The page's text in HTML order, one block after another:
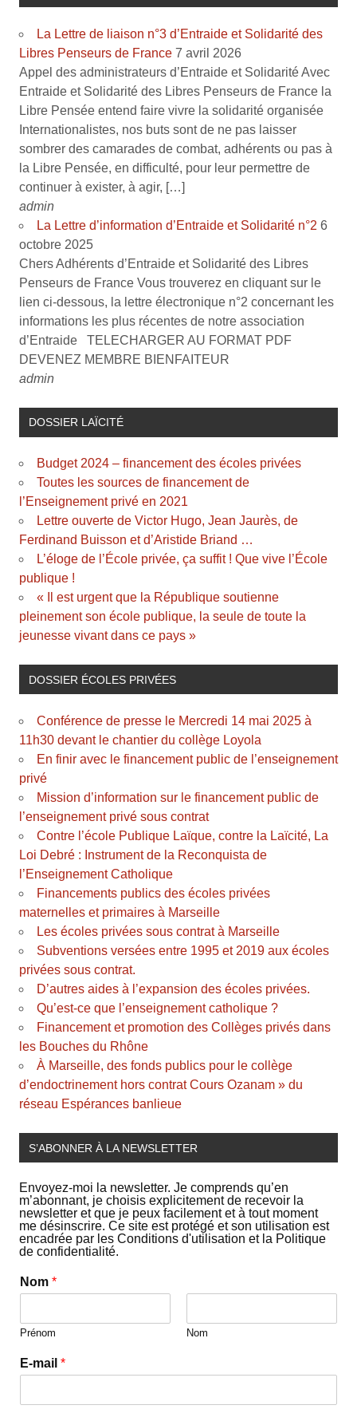
La Lettre de liaison n°3 d’Entraide et Solidarité des
Libres Penseurs de France 7 avril 2026
Appel des administrateurs d’Entraide et Solidarité Avec
Entraide et Solidarité des Libres Penseurs de France la
Libre Pensée entend faire vivre la solidarité organisée
Internationalistes, nos buts sont de ne pas laisser
sombrer des camarades de combat, adhérents ou pas à
la Libre Pensée, en difficulté, pour leur permettre de
continuer à exister, à agir, […]
admin
La Lettre d’information d’Entraide et Solidarité n°2 6
octobre 2025
Chers Adhérents d’Entraide et Solidarité des Libres
Penseurs de France Vous trouverez en cliquant sur le
lien ci-dessous, la lettre électronique n°2 concernant les
informations les plus récentes de notre association
d’Entraide TELECHARGER AU FORMAT PDF
DEVENEZ MEMBRE BIENFAITEUR
admin
DOSSIER LAÏCITÉ
Budget 2024 – financement des écoles privées
Toutes les sources de financement de
l’Enseignement privé en 2021
Lettre ouverte de Victor Hugo, Jean Jaurès, de
Ferdinand Buisson et d’Aristide Briand …
L’éloge de l’École privée, ça suffit ! Que vive l’École
publique !
« Il est urgent que la République soutienne
pleinement son école publique, la seule de toute la
jeunesse vivant dans ce pays »
DOSSIER ÉCOLES PRIVÉES
Conférence de presse le Mercredi 14 mai 2025 à
11h30 devant le chantier du collège Loyola
En finir avec le financement public de l’enseignement
privé
Mission d’information sur le financement public de
l’enseignement privé sous contrat
Contre l’école Publique Laïque, contre la Laïcité, La
Loi Debré : Instrument de la Reconquista de
l’Enseignement Catholique
Financements publics des écoles privées
maternelles et primaires à Marseille
Les écoles privées sous contrat à Marseille
Subventions versées entre 1995 et 2019 aux écoles
privées sous contrat.
D’autres aides à l’expansion des écoles privées.
Qu’est-ce que l’enseignement catholique ?
Financement et promotion des Collèges privés dans
les Bouches du Rhône
À Marseille, des fonds publics pour le collège
d’endoctrinement hors contrat Cours Ozanam » du
réseau Espérances banlieue
S’ABONNER À LA NEWSLETTER
Envoyez-moi la newsletter. Je comprends qu’en
m’abonnant, je choisis explicitement de recevoir la
newsletter et que je peux facilement et à tout moment
me désinscrire. Ce site est protégé et son utilisation est
encadrée par les Conditions d'utilisation et la Politique
de confidentialité.
Nom *
Prénom Nom
E-mail *